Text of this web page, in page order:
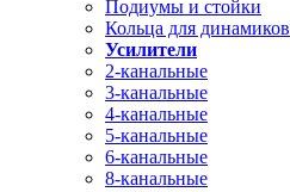
Подиумы и стойки
Кольца для динамиков
Усилители
2-канальные
3-канальные
4-канальные
5-канальные
6-канальные
8-канальные